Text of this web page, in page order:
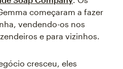
começaram a fazer
vendendo-os nos
e para vizinhos.
cresceu, eles